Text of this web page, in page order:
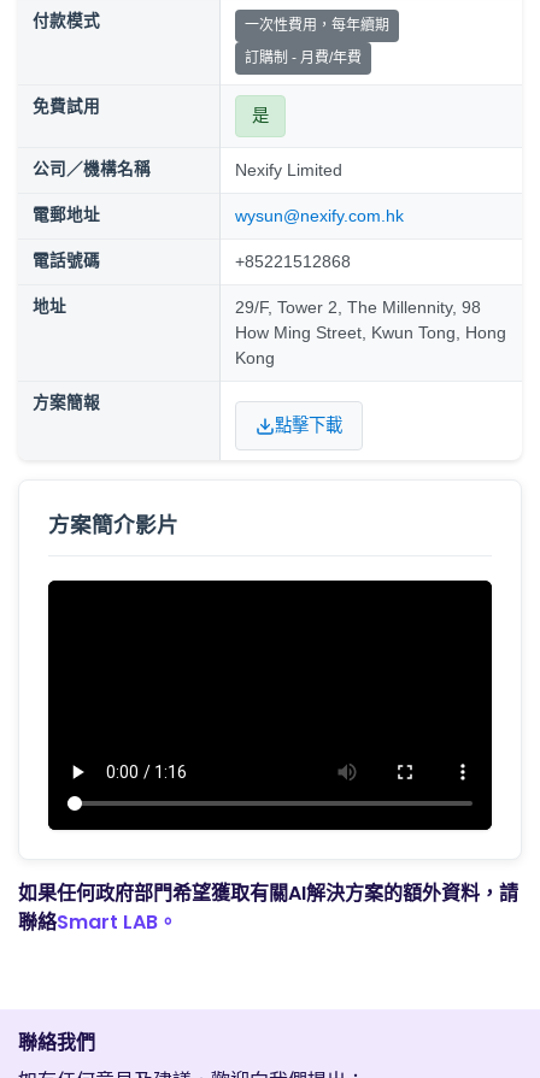
付款模式
一次性費用，每年續期
訂購制 - 月費/年費
免費試用 是
公司／機構名稱 Nexify Limited
電郵地址 wysun@nexify.com.hk
電話號碼 +85221512868
地址
29/F, Tower 2, The Millennity, 98
How Ming Street, Kwun Tong, Hong
Kong
方案簡報
點擊下載
方案簡介影片
如果任何政府部門希望獲取有關AI解決方案的額外資料，請
聯絡Smart LAB。
聯絡我們